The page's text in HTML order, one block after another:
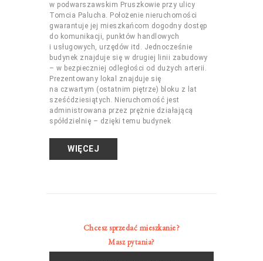
w podwarszawskim Pruszkowie przy ulicy
Tomcia Palucha. Położenie nieruchomości
gwarantuje jej mieszkańcom dogodny dostęp
do komunikacji, punktów handlowych
i usługowych, urzędów itd. Jednocześnie
budynek znajduje się w drugiej linii zabudowy
– w bezpieczniej odległości od dużych arterii.
Prezentowany lokal znajduje się
na czwartym (ostatnim piętrze) bloku z lat
sześćdziesiątych. Nieruchomość jest
administrowana przez prężnie działającą
spółdzielnię – dzięki temu budynek
WIĘCEJ
Chcesz sprzedać mieszkanie?
Masz pytania?